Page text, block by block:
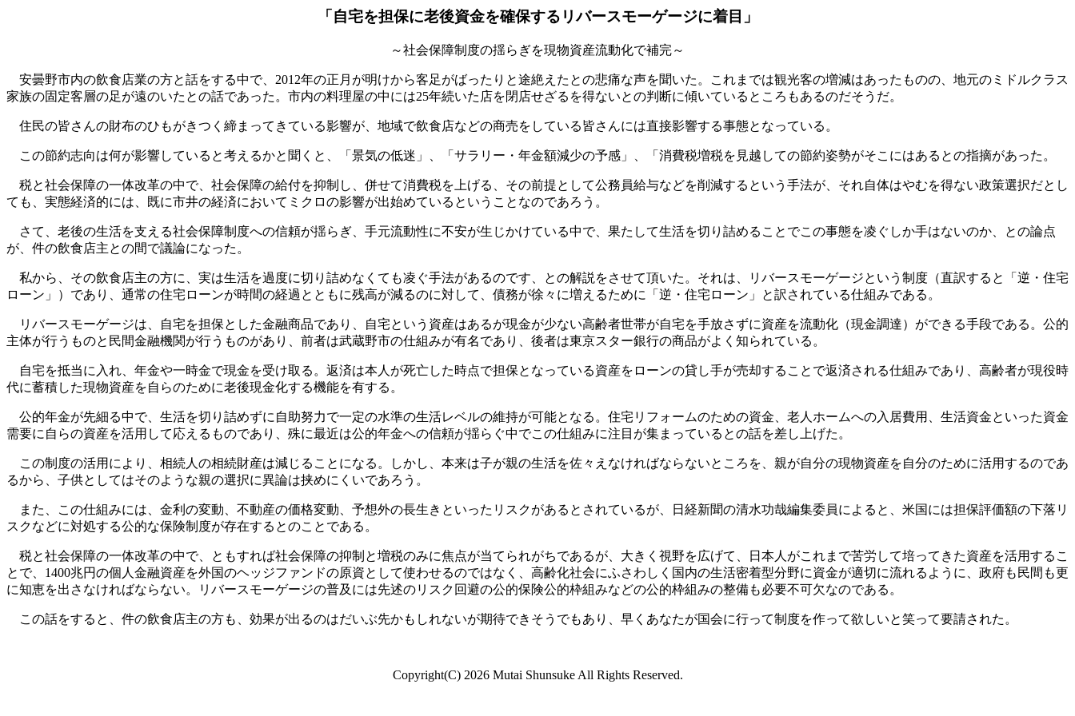
「自宅を担保に老後資金を確保するリバースモーゲージに着目」
～社会保障制度の揺らぎを現物資産流動化で補完～
安曇野市内の飲食店業の方と話をする中で、2012年の正月が明けから客足がばったりと途絶えたとの悲痛な声を聞いた。これまでは観光客の増減はあったものの、地元のミドルクラス
家族の固定客層の足が遠のいたとの話であった。市内の料理屋の中には25年続いた店を閉店せざるを得ないとの判断に傾いているところもあるのだそうだ。
住民の皆さんの財布のひもがきつく締まってきている影響が、地域で飲食店などの商売をしている皆さんには直接影響する事態となっている。
この節約志向は何が影響していると考えるかと聞くと、「景気の低迷」、「サラリー・年金額減少の予感」、「消費税増税を見越しての節約姿勢がそこにはあるとの指摘があった。
税と社会保障の一体改革の中で、社会保障の給付を抑制し、併せて消費税を上げる、その前提として公務員給与などを削減するという手法が、それ自体はやむを得ない政策選択だとし
ても、実態経済的には、既に市井の経済においてミクロの影響が出始めているということなのであろう。
さて、老後の生活を支える社会保障制度への信頼が揺らぎ、手元流動性に不安が生じかけている中で、果たして生活を切り詰めることでこの事態を凌ぐしか手はないのか、との論点
が、件の飲食店主との間で議論になった。
私から、その飲食店主の方に、実は生活を過度に切り詰めなくても凌ぐ手法があるのです、との解説をさせて頂いた。それは、リバースモーゲージという制度（直訳すると「逆・住宅
ローン」）であり、通常の住宅ローンが時間の経過とともに残高が減るのに対して、債務が徐々に増えるために「逆・住宅ローン」と訳されている仕組みである。
リバースモーゲージは、自宅を担保とした金融商品であり、自宅という資産はあるが現金が少ない高齢者世帯が自宅を手放さずに資産を流動化（現金調達）ができる手段である。公的
主体が行うものと民間金融機関が行うものがあり、前者は武蔵野市の仕組みが有名であり、後者は東京スター銀行の商品がよく知られている。
自宅を抵当に入れ、年金や一時金で現金を受け取る。返済は本人が死亡した時点で担保となっている資産をローンの貸し手が売却することで返済される仕組みであり、高齢者が現役時
代に蓄積した現物資産を自らのために老後現金化する機能を有する。
公的年金が先細る中で、生活を切り詰めずに自助努力で一定の水準の生活レベルの維持が可能となる。住宅リフォームのための資金、老人ホームへの入居費用、生活資金といった資金
需要に自らの資産を活用して応えるものであり、殊に最近は公的年金への信頼が揺らぐ中でこの仕組みに注目が集まっているとの話を差し上げた。
この制度の活用により、相続人の相続財産は減じることになる。しかし、本来は子が親の生活を佐々えなければならないところを、親が自分の現物資産を自分のために活用するのであ
るから、子供としてはそのような親の選択に異論は挟めにくいであろう。
また、この仕組みには、金利の変動、不動産の価格変動、予想外の長生きといったリスクがあるとされているが、日経新聞の清水功哉編集委員によると、米国には担保評価額の下落リ
スクなどに対処する公的な保険制度が存在するとのことである。
税と社会保障の一体改革の中で、ともすれば社会保障の抑制と増税のみに焦点が当てられがちであるが、大きく視野を広げて、日本人がこれまで苦労して培ってきた資産を活用するこ
とで、1400兆円の個人金融資産を外国のヘッジファンドの原資として使わせるのではなく、高齢化社会にふさわしく国内の生活密着型分野に資金が適切に流れるように、政府も民間も更
に知恵を出さなければならない。リバースモーゲージの普及には先述のリスク回避の公的保険公的枠組みなどの公的枠組みの整備も必要不可欠なのである。
この話をすると、件の飲食店主の方も、効果が出るのはだいぶ先かもしれないが期待できそうでもあり、早くあなたが国会に行って制度を作って欲しいと笑って要請された。
Copyright(C) 2026 Mutai Shunsuke All Rights Reserved.